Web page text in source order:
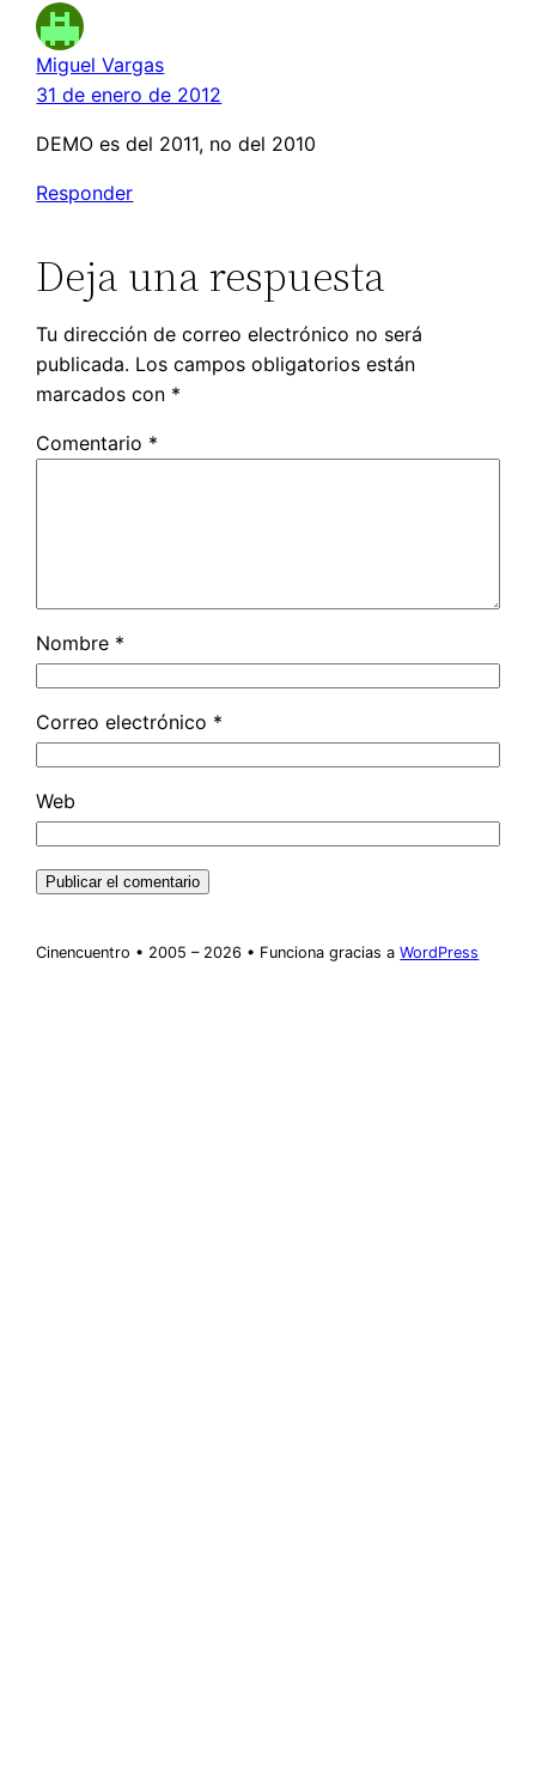
Miguel Vargas
31 de enero de 2012
DEMO es del 2011, no del 2010
Responder
Deja una respuesta
Tu dirección de correo electrónico no será
publicada. Los campos obligatorios están
marcados con *
Comentario *
Nombre *
Correo electrónico *
Web
Cinencuentro • 2005 – 2026 • Funciona gracias aWordPress